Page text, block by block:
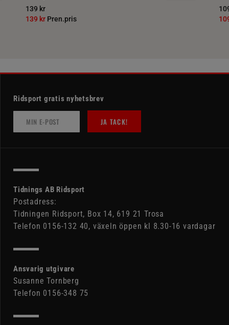
139 kr
139 kr Pren.pris
Ridsport gratis nyhetsbrev
JA TACK!
Tidnings AB Ridsport
Postadress:
Tidningen Ridsport, Box 14, 619 21 Trosa
Telefon 0156-132 40, växeln öppen kl 8.30-16 vardagar
Ansvarig utgivare
Susanne Tornberg
Telefon 0156-348 75